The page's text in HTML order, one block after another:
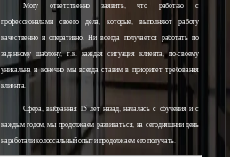
Могу ответственно заявить, что работаю с
профессионалами своего дела, которые, выполняют работу
качественно и оперативно. Ни всегда получается работать по
заданному шаблону, т.к. каждая ситуация клиента, по-своему
уникальна и конечно мы всегда ставим в приоритет требования
клиента.
Сфера, выбранная 15 лет назад, началась с обучения и с
каждым годом, мы продолжаем развиваться, на сегодняшний день
наработали колоссальный опыт и продолжаем его получать.